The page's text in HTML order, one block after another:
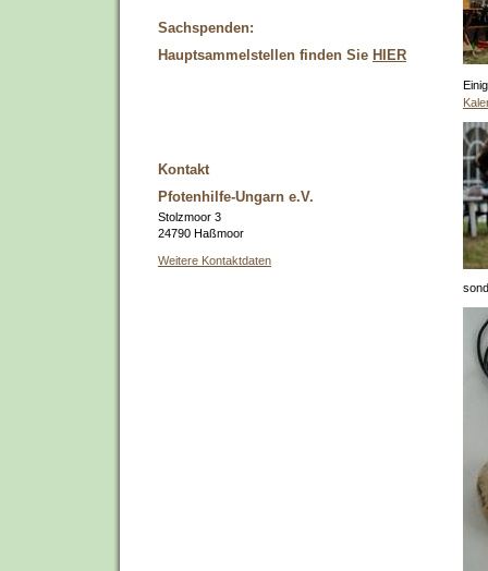
Sachspenden:
Hauptsammelstellen finden Sie HIER
Kontakt
Pfotenhilfe-Ungarn e.V.
Stolzmoor 3
24790 Haßmoor
Weitere Kontaktdaten